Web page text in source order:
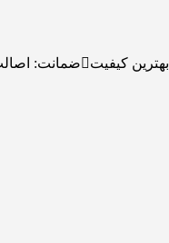
بهترین کیفیت ضمانت: